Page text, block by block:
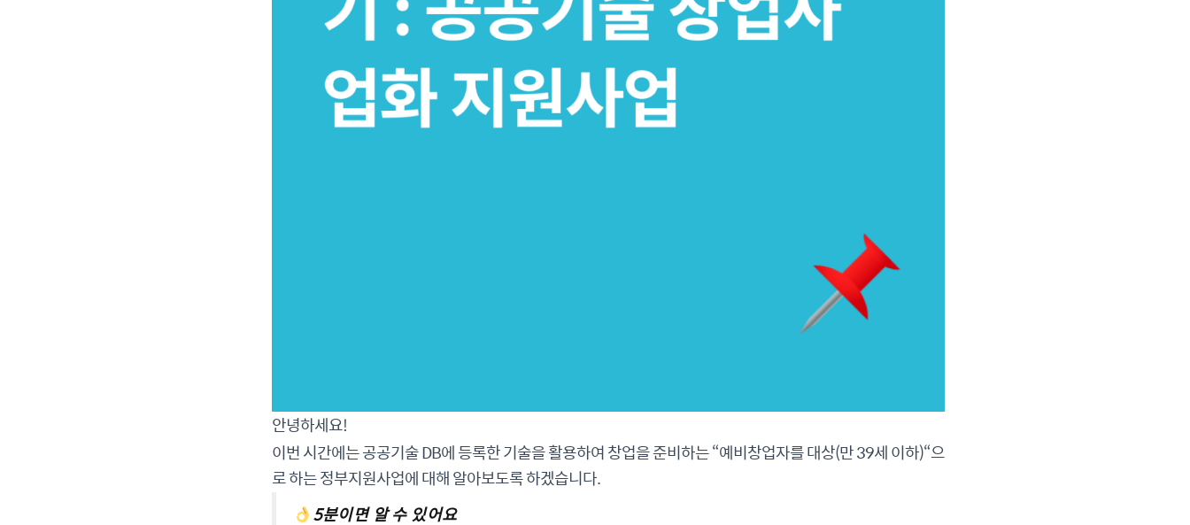
안녕하세요!
이번 시간에는 공공기술 DB에 등록한 기술을 활용하여 창업을 준비하는 “예비창업자를 대상(만 39세 이하)“으
로 하는 정부지원사업에 대해 알아보도록 하겠습니다.
5분이면 알 수 있어요